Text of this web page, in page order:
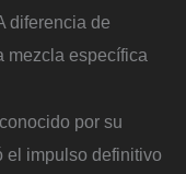
diferencia de
mezcla específica
por su
el impulso definitivo